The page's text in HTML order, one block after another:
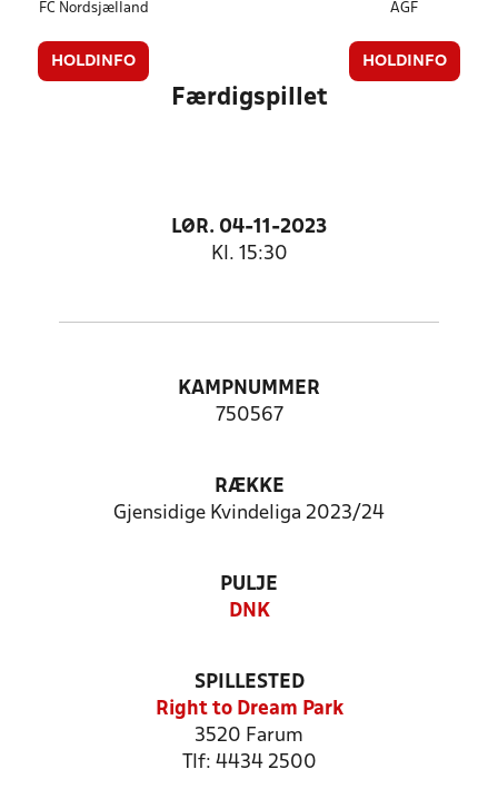
FC Nordsjælland
HOLDINFO
AGF
HOLDINFO
Færdigspillet
LØR. 04-11-2023
Kl. 15:30
KAMPNUMMER
750567
RÆKKE
Gjensidige Kvindeliga 2023/24
PULJE
DNK
SPILLESTED
Right to Dream Park
3520 Farum
Tlf: 4434 2500